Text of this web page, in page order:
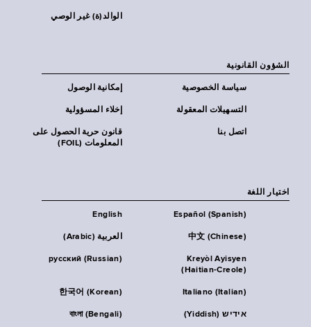
الوالد(ة) غير الوصي
الشؤون القانونية
إمكانية الوصول سياسة الخصوصية
إخلاء المسؤولية التسهيلات المعقولة
قانون حرية الحصول على
المعلومات (FOIL)
اتصل بنا
اختيار اللغة
English Español (Spanish)
العربية (Arabic) 中文 (Chinese)
русский (Russian)
Kreyòl Ayisyen
(Haitian-Creole)
한국어 (Korean) Italiano (Italian)
বাংলা (Bengali) אידיש (Yiddish)